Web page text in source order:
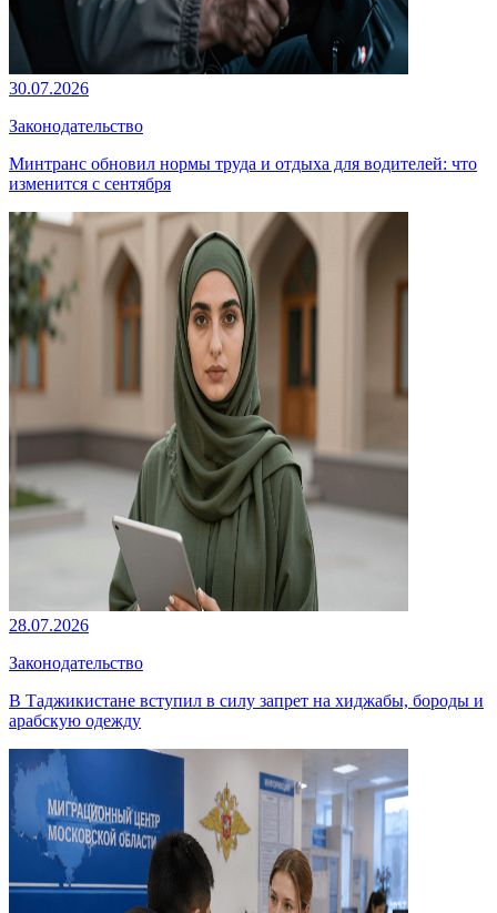
30.07.2026
Законодательство
Минтранс обновил нормы труда и отдыха для водителей: что
изменится с сентября
28.07.2026
Законодательство
В Таджикистане вступил в силу запрет на хиджабы, бороды и
арабскую одежду